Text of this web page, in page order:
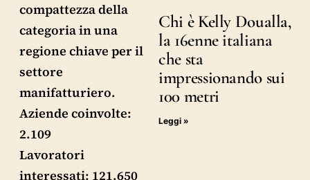
compattezza della
categoria in una
regione chiave per il
settore
manifatturiero.
Aziende coinvolte:
2.109
Lavoratori
interessati: 121.650
Chi è Kelly Doualla,
la 16enne italiana
che sta
impressionando sui
100 metri
Leggi »